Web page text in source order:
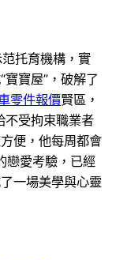
托育機構，實
寶屋”，破解了
零件報價賢區，
不受拘束職業者
便，他每周都會
戀愛考驗，已經
一場美學與心靈